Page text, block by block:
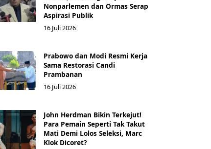
Nonparlemen dan Ormas Serap
Aspirasi Publik
16 Juli 2026
Prabowo dan Modi Resmi Kerja
Sama Restorasi Candi
Prambanan
16 Juli 2026
John Herdman Bikin Terkejut!
Para Pemain Seperti Tak Takut
Mati Demi Lolos Seleksi, Marc
Klok Dicoret?